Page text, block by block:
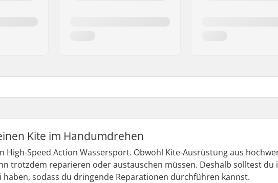
Kite im Handumdrehen
High-Speed Action Wassersport. Obwohl Kite-Ausrüstung aus
trotzdem reparieren oder austauschen müssen. Deshalb solltest
haben, sodass du dringende Reparationen durchführen kannst.